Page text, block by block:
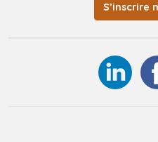
S’inscrire